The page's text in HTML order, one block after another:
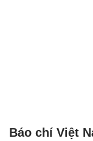
Báo chí Việt